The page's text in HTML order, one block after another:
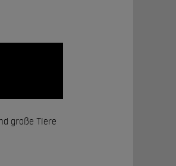
große Tiere